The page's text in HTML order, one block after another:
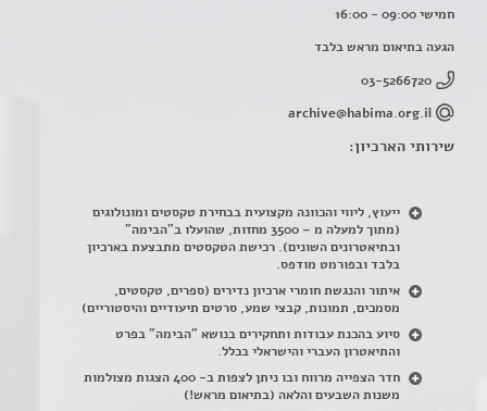
חמישי 09:00 - 16:00
הגעה בתיאום מראש בלבד
03-5266720
archive@habima.org.il
שירותי הארכיון:
ייעוץ, ליווי והכוונה מקצועית בבחירת טקסטים ומונולוגים
(מתוך למעלה מ – 3500 מחזות, שהועלו ב"הבימה"
ובתיאטרונים השונים). רכישת הטקסטים מתבצעת בארכיון
בלבד ובפורמט מודפס.
איתור והנגשת חומרי ארכיון נדירים (ספרים, טקסטים,
מסמכים, תמונות, קבצי שמע, סרטים תיעודיים והיסטוריים)
סיוע בהכנת עבודות ותחקירים בנושא "הבימה" בפרט
והתיאטרון העברי והישראלי בכלל.
חדר הצפייה מרווח ובו ניתן לצפות ב- 400 הצגות מצולמות
משנות השבעים והלאה (בתיאום מראש!)